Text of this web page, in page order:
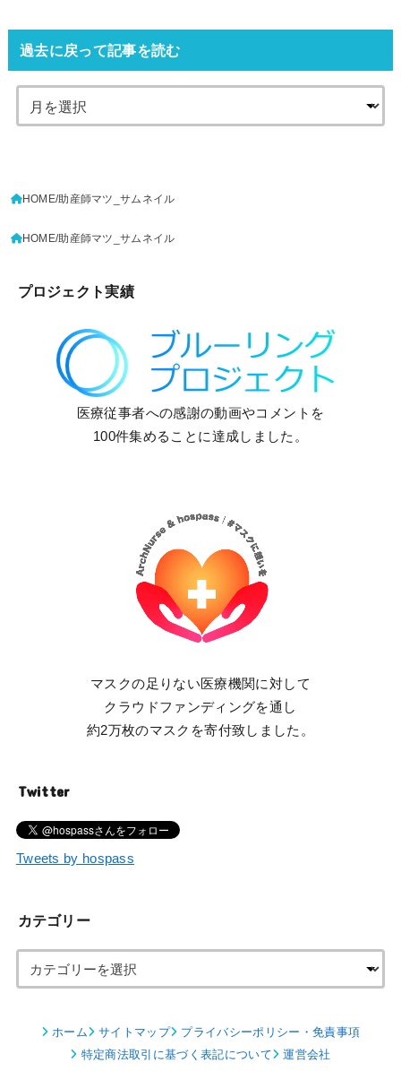
過去に戻って記事を読む
HOME 助産師マツ_サムネイル
HOME 助産師マツ_サムネイル
プロジェクト実績
医療従事者への感謝の動画やコメントを
100件集めることに達成しました。
マスクの足りない医療機関に対して
クラウドファンディングを通し
約2万枚のマスクを寄付致しました。
Twitter
Tweets by hospass
カテゴリー
ホーム サイトマップ
プライバシーポリシー・免責事項
特定商法取引に基づく表記について
運営会社